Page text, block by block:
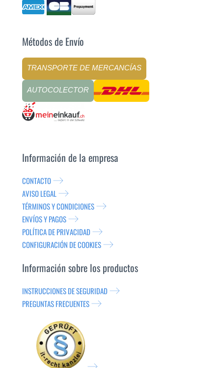
Métodos de Envío
TRANSPORTE DE MERCANCÍAS
AUTOCOLECTOR
Información de la empresa
CONTACTO
AVISO LEGAL
TÉRMINOS Y CONDICIONES
ENVÍOS Y PAGOS
POLÍTICA DE PRIVACIDAD
CONFIGURACIÓN DE COOKIES
Información sobre los productos
INSTRUCCIONES DE SEGURIDAD
PREGUNTAS FRECUENTES